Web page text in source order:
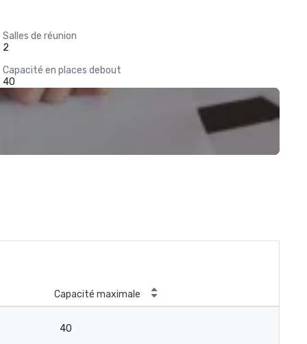
Salles de réunion
2
Capacité en places debout
40
Capacité maximale
40